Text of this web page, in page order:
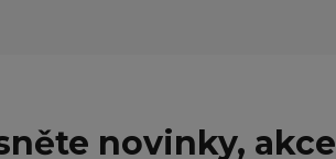
novinky, akce